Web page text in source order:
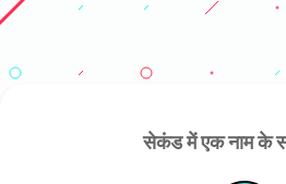
सेकंड में एक नाम के